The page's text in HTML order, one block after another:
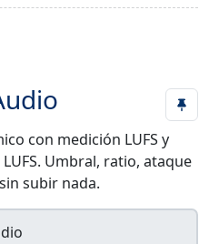
con medición LUFS y
Umbral, ratio, ataque
subir nada.